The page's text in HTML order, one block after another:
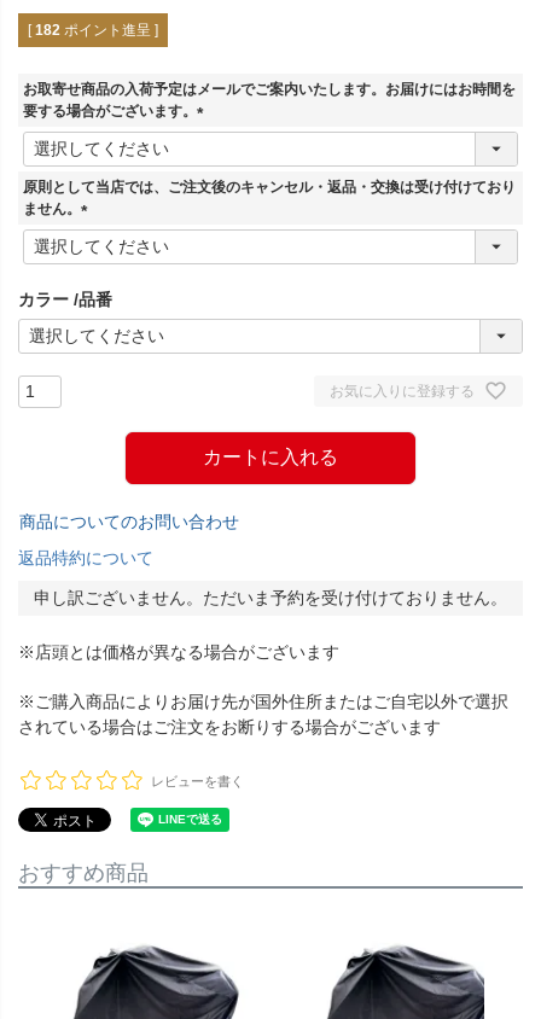
[ 182 ポイント進呈 ]
お取寄せ商品の入荷予定はメールでご案内いたします。お届けにはお時間を
要する場合がございます。
(
須
原則として当店では、ご注文後のキャンセル・返品・交換は受け付けており
ません。
(
必
)
カラー 品番
お気に入りに登録する
カートに入れる
商品についてのお問い合わせ
返品特約について
申し訳ございません。ただいま予約を受け付けておりません。
※店頭とは価格が異なる場合がございます
※ご購入商品によりお届け先が国外住所またはご自宅以外で選択
されている場合はご注文をお断りする場合がございます
レビューを書く
おすすめ商品